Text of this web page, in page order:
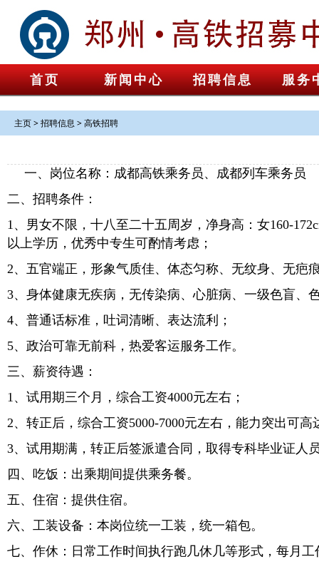
首页 新闻中心 招聘信息 服务
主页>招聘信息 >高铁招聘
一、岗位名称：成都高铁乘务员、成都列车乘务员
二、招聘条件：
1、男女不限，十八至二十五周岁，净身高：女160-
以上学历，优秀中专生可酌情考虑；
2、五官端正，形象气质佳、体态匀称、无纹身、无疤
3、身体健康无疾病，无传染病、心脏病、一级色盲、
4、普通话标准，吐词清晰、表达流利；
5、政治可靠无前科，热爱客运服务工作。
三、薪资待遇：
1、试用期三个月，综合工资4000元左右；
2、转正后，综合工资5000-7000元左右，能力突出可高
3、试用期满，转正后签派遣合同，取得专科毕业证人
四、吃饭：出乘期间提供乘务餐。
五、住宿：提供住宿。
六、工装设备：本岗位统一工装，统一箱包。
七、作休：日常工作时间执行跑几休几等形式，每月